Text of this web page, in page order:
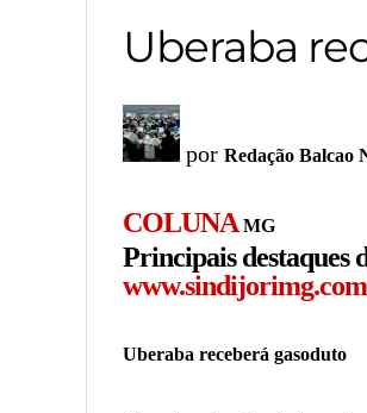
Uberaba
por Redação Balcao
COLUNA MG
Principais destaques
Uberaba receberá gasoduto